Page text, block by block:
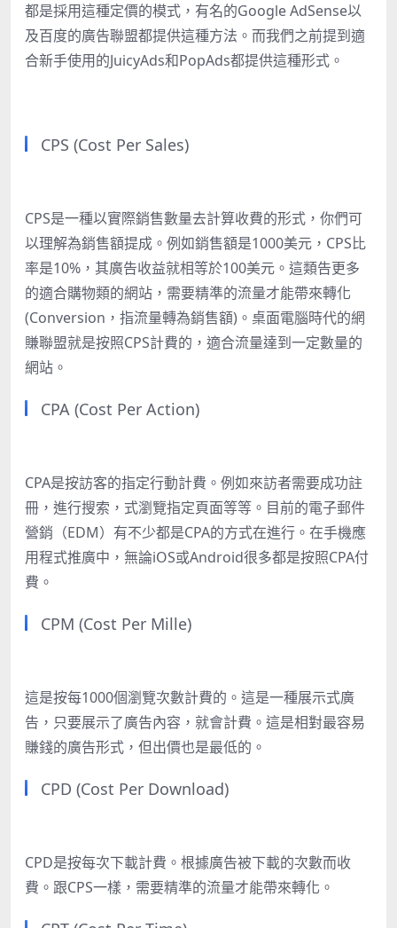
都是採用這種定價的模式，有名的Google AdSense以
及百度的廣告聯盟都提供這種方法。而我們之前提到適
合新手使用的JuicyAds和PopAds都提供這種形式。
CPS (Cost Per Sales)
CPS是一種以實際銷售數量去計算收費的形式，你們可
以理解為銷售額提成。例如銷售額是1000美元，CPS比
率是10%，其廣告收益就相等於100美元。這類告更多
的適合購物類的網站，需要精準的流量才能帶來轉化
(Conversion，指流量轉為銷售額)。桌面電腦時代的網
賺聯盟就是按照CPS計費的，適合流量達到一定數量的
網站。
CPA (Cost Per Action)
CPA是按訪客的指定行動計費。例如來訪者需要成功註
冊，進行搜索，式瀏覽指定頁面等等。目前的電子郵件
營銷（EDM）有不少都是CPA的方式在進行。在手機應
用程式推廣中，無論iOS或Android很多都是按照CPA付
費。
CPM (Cost Per Mille)
這是按每1000個瀏覽次數計費的。這是一種展示式廣
告，只要展示了廣告內容，就會計費。這是相對最容易
賺錢的廣告形式，但出價也是最低的。
CPD (Cost Per Download)
CPD是按每次下載計費。根據廣告被下載的次數而收
費。跟CPS一樣，需要精準的流量才能帶來轉化。